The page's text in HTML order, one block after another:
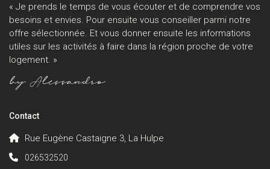
« Je prends le temps de vous écouter et de comprendre vos
besoins et envies. Pour ensuite vous conseiller parmi notre
offre sélectionnée. Et vous donner ensuite les informations
utiles sur les activités à faire dans la région proche de votre
logement. »
Contact
Rue Eugène Castaigne 3, La Hulpe
026532520